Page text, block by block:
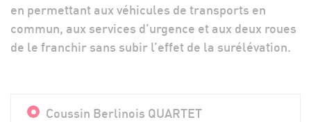
en permettant aux véhicules de transports en
commun, aux services d’urgence et aux deux roues
de le franchir sans subir l’effet de la surélévation.
Coussin Berlinois QUARTET